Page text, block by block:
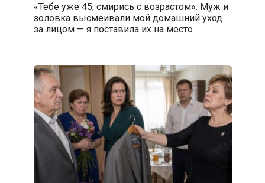
«Тебе уже 45, смирись с возрастом». Муж и
золовка высмеивали мой домашний уход
за лицом — я поставила их на место